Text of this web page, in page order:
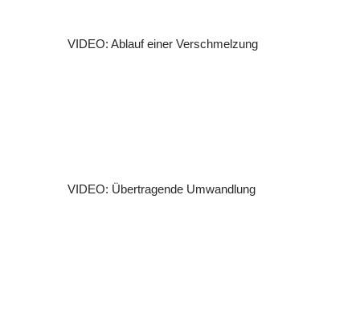
VIDEO: Ablauf einer Verschmelzung
VIDEO: Übertragende Umwandlung